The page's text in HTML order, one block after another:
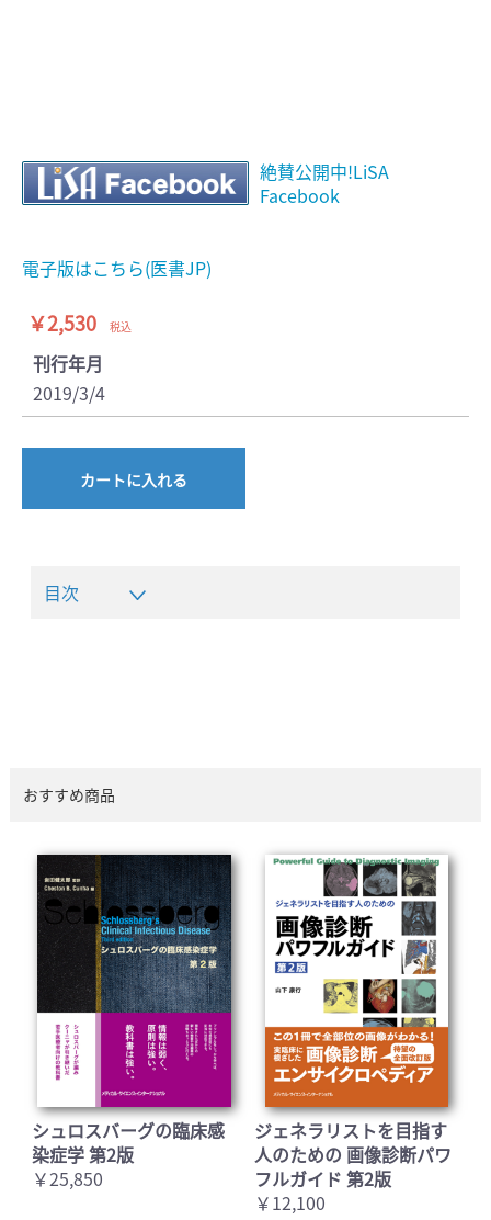
絶賛公開中!LiSA
Facebook
電子版はこちら(医書JP)
￥2,530 税込
刊行年月
2019/3/4
カートに入れる
目次
おすすめ商品
シュロスバーグの臨床感
染症学 第2版
￥25,850
ジェネラリストを目指す
人のための 画像診断パワ
フルガイド 第2版
￥12,100